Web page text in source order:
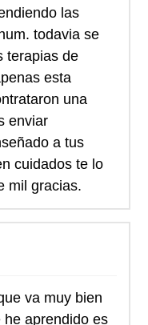
las
todavia se
terapias de
esta
una
enviar
a tus
cuidados te lo
mil gracias.
va muy bien
aprendido es